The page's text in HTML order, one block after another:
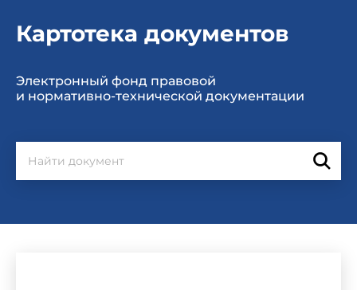
Картотека документов
Электронный фонд правовой
и нормативно-технической документации